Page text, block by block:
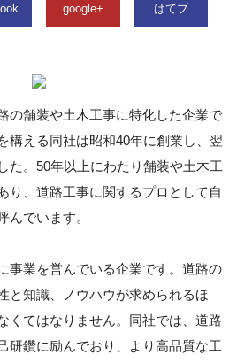
google+ はてブ
の舗装や土木工事に特化した企業で
構える同社は昭和40年に創業し、翌
た。50年以上にわたり舗装や土木工
り、道路工事に関するプロとして自
んでいます。
事業を営んでいる企業です。道路の
と知識、ノウハウが求められるほ
くてはなりません。同社では、道路
研鑽に励んでおり、より高品質な工